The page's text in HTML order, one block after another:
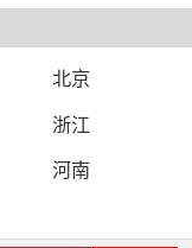
影视
综合
视
数字电视
北京
浙江
河南